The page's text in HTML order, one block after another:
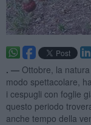
. — Ottobre, la
modo spettacolare,
i cespugli con foglie
questo periodo
anche tempo della